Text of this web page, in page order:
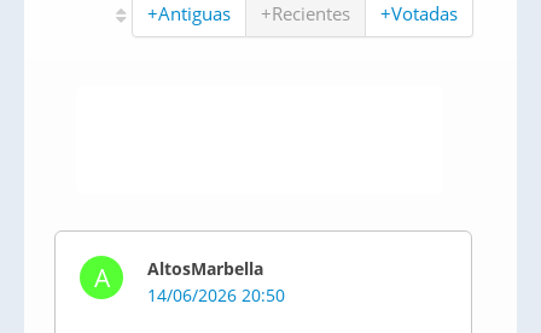
+Antiguas +Recientes +Votadas
A
AltosMarbella
14/06/2026 20:50